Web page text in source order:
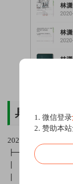
具体课程内
2021高考林潇地理
┣━━地理目录
┃ ┣━━地理错题
1. 微信登录
2. 赞助本